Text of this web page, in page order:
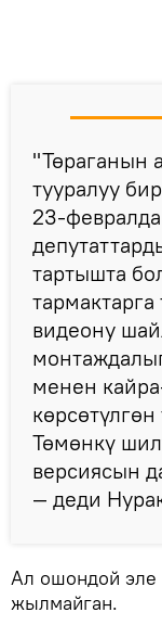
"Төраганын
тууралуу
23-
тартышта
тармактарга
видеону
менен
Төмөнкү
версиясын
— деди
Ал ошондой эле
жылмайган.